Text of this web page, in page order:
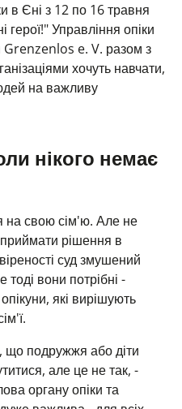
в Єні з 12 по 16 травня
герої!" Управління опіки
Grenzenlos e. V. разом з
хочуть навчати,
на важливу
нікого немає
на свою сім'ю. Але не
рішення в
суд змушений
вони потрібні -
які вирішують
подружжя або діти
але це не так, -
органу опіки та